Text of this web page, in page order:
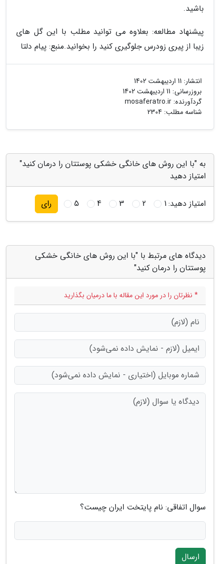
باشید.
پیشنهاد مطالعه: بعلاوه می توانید مطلب با این گل های
زیبا از پیری زودرس جلوگیری کنید را بخوانید.منبع: پیام دلتا
انتشار: 11 اردیبهشت 1402
بروزرسانی: 11 اردیبهشت 1402
گردآورنده: mosaferatro.ir
شناسه مطلب: 2304
به "با این روش های خانگی خشکی پوستتان را درمان کنید"
امتیاز دهید
امتیاز دهید:1
2
3
4
5 رای
دیدگاه های مرتبط با "با این روش های خانگی خشکی
پوستتان را درمان کنید"
* نظرتان را در مورد این مقاله با ما درمیان بگذارید
سوال اتفاقی: نام پایتخت ایران چیست؟
ارسال